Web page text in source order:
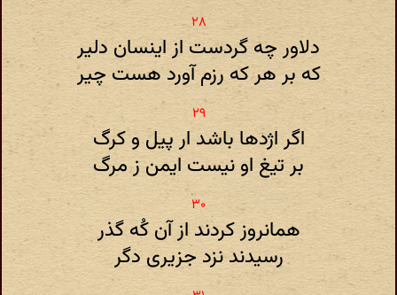
دلاور چه گردست از اینسان دلیر
که بر هر که رزم آورد هست چیر
اگر اژدها باشد ار پیل و کرگ
بر تیغ او نیست ایمن ز مرگ
همانروز کردند از آن کُه گذر
رسیدند نزد جزیری دگر